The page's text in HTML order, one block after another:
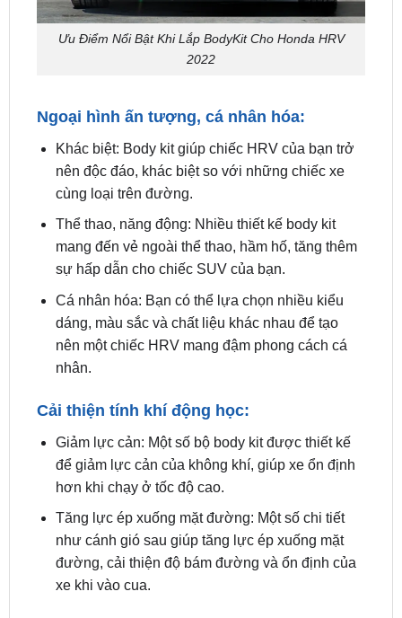
Ngoại hình ấn tượng, cá nhân hóa:
nên độc đáo, khác biệt so với những chiếc xe
cùng loại trên đường.
Thể thao, năng động: Nhiều thiết kế body kit
mang đến vẻ ngoài thể thao, hầm hố, tăng thêm
sự hấp dẫn cho chiếc SUV của bạn.
Cá nhân hóa: Bạn có thể lựa chọn nhiều kiểu
dáng, màu sắc và chất liệu khác nhau để tạo
nên một chiếc HRV mang đậm phong cách cá
nhân.
Cải thiện tính khí động học:
để giảm lực cản của không khí, giúp xe ổn định
hơn khi chạy ở tốc độ cao.
Tăng lực ép xuống mặt đường: Một số chi tiết
như cánh gió sau giúp tăng lực ép xuống mặt
đường, cải thiện độ bám đường và ổn định của
xe khi vào cua.
Bảo vệ thân xe: